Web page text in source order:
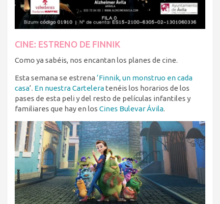
CINE: ESTRENO DE FINNIK
Como ya sabéis, nos encantan los planes de cine.
Esta semana se estrena ‘Finnik, un monstruo en cada
casa‘. En nuestra Carteleratenéis los horarios de los
pases de esta peli y del resto de películas infantiles y
familiares que hay en los Cines Bulevar Ávila.